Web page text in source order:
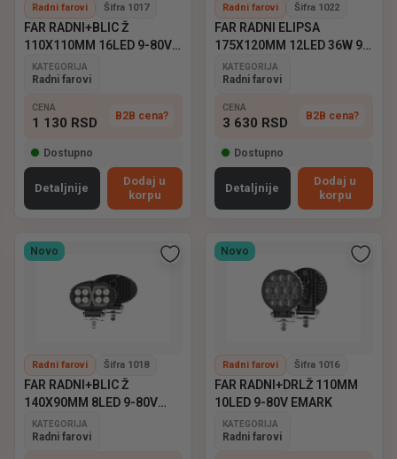
Radni farovi Šifra 1017
FAR RADNI+BLIC Ž
110X110MM 16LED 9-80V
EMARK
KATEGORIJA
Radni farovi
CENA
1 130 RSD B2B cena?
Dostupno
Detaljnije
Dodaj u
korpu
Radni farovi Šifra 1022
FAR RADNI ELIPSA
175X120MM 12LED 36W 9-
60V EMARK
KATEGORIJA
Radni farovi
CENA
3 630 RSD B2B cena?
Dostupno
Detaljnije
Dodaj u
korpu
Novo
Radni farovi Šifra 1018
FAR RADNI+BLIC Ž
140X90MM 8LED 9-80V
EMARK
KATEGORIJA
Radni farovi
Novo
Radni farovi Šifra 1016
FAR RADNI+DRLŽ 110MM
10LED 9-80V EMARK
KATEGORIJA
Radni farovi